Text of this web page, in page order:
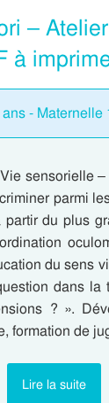
–
à
-
sensorielle
parmi
du plus
du sens
dans la
? ».
formation de
Lire la suite